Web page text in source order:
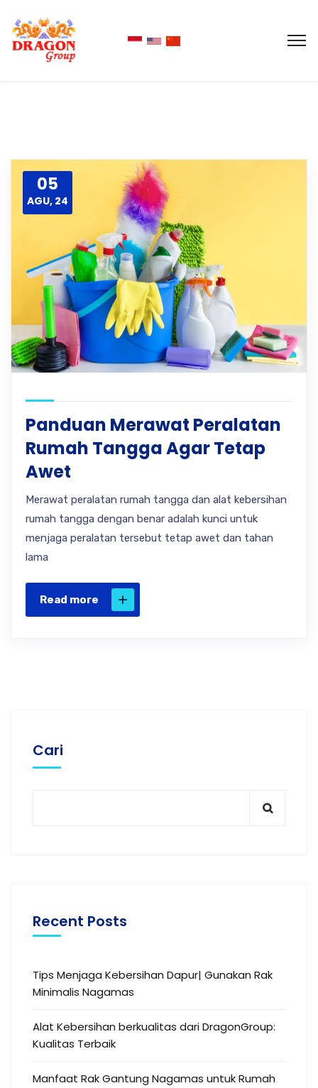
05
AGU, 24
Panduan Merawat Peralatan
Rumah Tangga Agar Tetap
Awet
Merawat peralatan rumah tangga dan alat kebersihan
rumah tangga dengan benar adalah kunci untuk
menjaga peralatan tersebut tetap awet dan tahan
lama
Read more
Cari
Recent Posts
Tips Menjaga Kebersihan Dapur| Gunakan Rak
Minimalis Nagamas
Alat Kebersihan berkualitas dari DragonGroup:
Kualitas Terbaik
Manfaat Rak Gantung Nagamas untuk Rumah